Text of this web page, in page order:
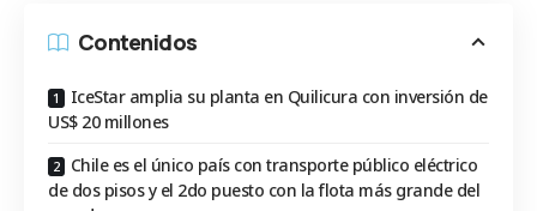
Contenidos
IceStar amplia su planta en Quilicura con inversión de
US$ 20 millones
Chile es el único país con transporte público eléctrico
de dos pisos y el 2do puesto con la flota más grande del